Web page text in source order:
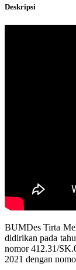
Deskripsi
BUMDes Tirta
didirikan pada
nomor 412.31/
2021 dengan